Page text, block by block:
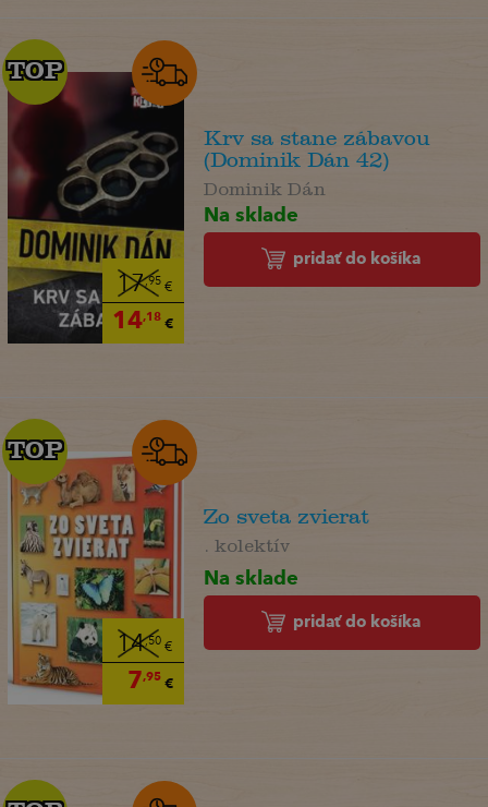
17,95€
14,18€
TOP
TOP
Krv sa stane zábavou
(Dominik Dán 42)
Dominik Dán
Na sklade
pridať do košíka
14,50€
7,95€
TOP
TOP
Zo sveta zvierat
. kolektív
Na sklade
pridať do košíka